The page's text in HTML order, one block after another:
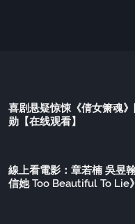
喜剧悬疑惊悚《倩女箫魂
勋【在线观看】
線上看電影：章若楠 吳昱
信她 Too Beautiful To Lie》